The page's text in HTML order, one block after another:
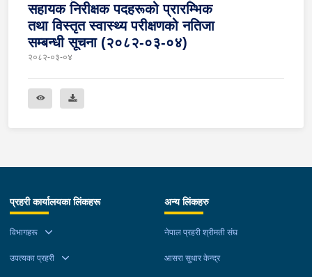
सहायक निरीक्षक पदहरूको प्रारम्भिक
तथा विस्तृत स्वास्थ्य परीक्षणको नतिजा
सम्बन्धी सूचना (२०८२-०३-०४)
२०८२-०३-०४
प्रहरी कार्यालयका लिंकहरू
विभागहरू
उपत्यका प्रहरी
अन्य लिंकहरु
नेपाल प्रहरी श्रीमती संघ
आसरा सुधार केन्द्र